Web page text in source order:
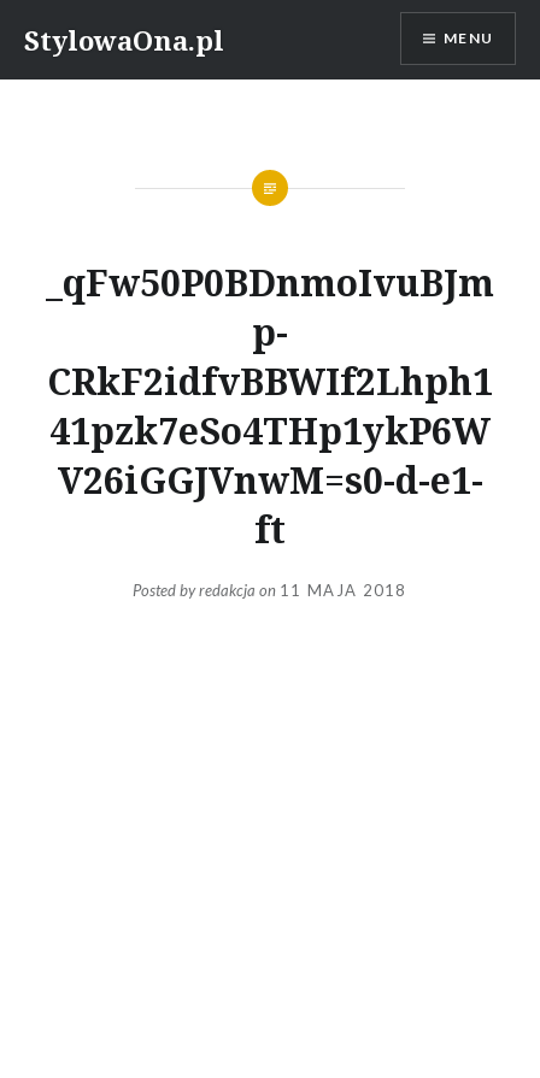
content
StylowaOna.pl MENU
_qFw50P0BDnmoIvuBJm
p-
CRkF2idfvBBWIf2Lhph1
41pzk7eSo4THp1ykP6W
V26iGGJVnwM=s0-d-e1-
ft
Posted byredakcja on 11 MAJA 2018